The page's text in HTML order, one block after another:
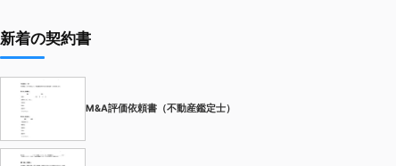
新着の契約書
M&A評価依頼書（不動産鑑定士）